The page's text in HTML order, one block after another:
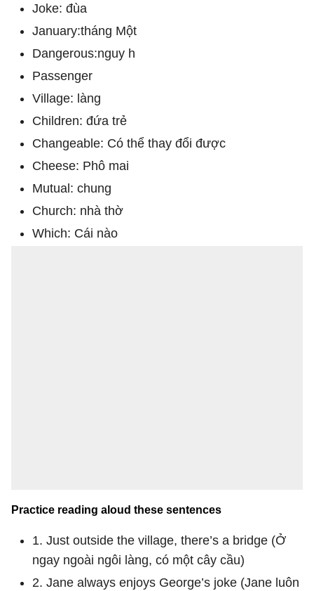
Joke: đùa
January:tháng Một
Dangerous:nguy h
Passenger
Village: làng
Children: đứa trẻ
Changeable: Có thể thay đổi được
Cheese: Phô mai
Mutual: chung
Church: nhà thờ
Which: Cái nào
Practice reading aloud these sentences
1. Just outside the village, there’s a bridge (Ở
ngay ngoài ngôi làng, có một cây cầu)
2. Jane always enjoys George’s joke (Jane luôn